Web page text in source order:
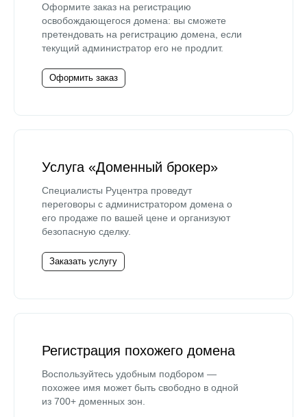
Оформите заказ на регистрацию
освобождающегося домена: вы сможете
претендовать на регистрацию домена, если
текущий администратор его не продлит.
Оформить заказ
Услуга «Доменный брокер»
Специалисты Руцентра проведут
переговоры с администратором домена о
его продаже по вашей цене и организуют
безопасную сделку.
Заказать услугу
Регистрация похожего домена
Воспользуйтесь удобным подбором —
похожее имя может быть свободно в одной
из 700+ доменных зон.